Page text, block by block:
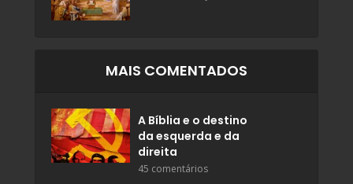
MAIS COMENTADOS
A Bíblia e o destino
da esquerda e da
direita
45 comentários